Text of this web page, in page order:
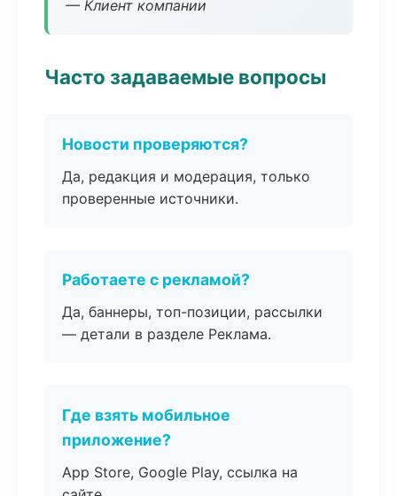
— Клиент компании
Часто задаваемые вопросы
Новости проверяются?
Да, редакция и модерация, только
проверенные источники.
Работаете с рекламой?
Да, баннеры, топ-позиции, рассылки
— детали в разделе Реклама.
Где взять мобильное
приложение?
App Store, Google Play, ссылка на